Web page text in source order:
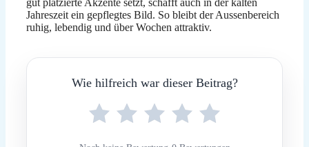
gut platzierte Akzente setzt, schafft auch in der kalten
Jahreszeit ein gepflegtes Bild. So bleibt der Aussenbereich
ruhig, lebendig und über Wochen attraktiv.
Wie hilfreich war dieser Beitrag?